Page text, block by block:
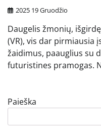
2025 19 Gruodžio
Daugelis žmonių,
(VR), vis dar pirmiausia
žaidimus, paauglius su
futuristines pramogas.
Paieška